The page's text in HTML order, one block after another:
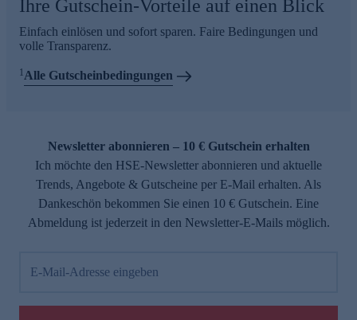
Ihre Gutschein-Vorteile auf einen Blick
Einfach einlösen und sofort sparen. Faire Bedingungen und
volle Transparenz.
1Alle Gutscheinbedingungen
Newsletter abonnieren – 10 € Gutschein erhalten
Ich möchte den HSE-Newsletter abonnieren und aktuelle
Trends, Angebote & Gutscheine per E-Mail erhalten. Als
Dankeschön bekommen Sie einen 10 € Gutschein. Eine
Abmeldung ist jederzeit in den Newsletter-E-Mails möglich.
E-Mail-Adresse eingeben